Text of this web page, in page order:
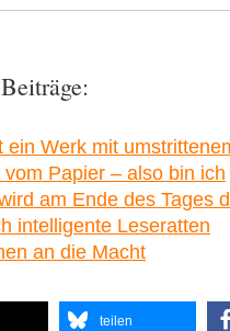
ein Werk mit
vom Papier – also bin ich
am Ende des Tages
intelligente Leseratten
an die Macht
teilen